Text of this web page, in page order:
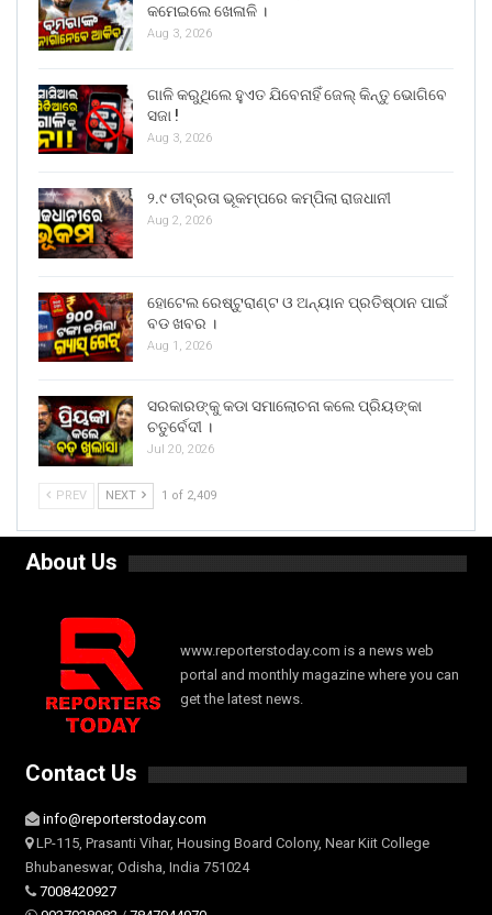
କମେଇଲେ ଖେଳାଳି ।
Aug 3, 2026
ଗାଳି କରୁଥିଲେ ହୁଏତ ଯିବେନାହିଁ ଜେଲ୍ କିନ୍ତୁ ଭୋଗିବେ
ସଜା !
Aug 3, 2026
୨.୯ ତୀବ୍ରତା ଭୂକମ୍ପରେ କମ୍ପିଲା ରାଜଧାନୀ
Aug 2, 2026
ହୋଟେଲ ରେଷ୍ଟୁରାଣ୍ଟ ଓ ଅନ୍ୟାନ ପ୍ରତିଷ୍ଠାନ ପାଇଁ
ବଡ ଖବର ।
Aug 1, 2026
ସରକାରଙ୍କୁ କଡା ସମାଲୋଚନା କଲେ ପ୍ରିୟଙ୍କା
ଚତୁର୍ବେଦୀ ।
Jul 20, 2026
PREV NEXT 1 of 2,409
About Us
www.reporterstoday.com is a news web
portal and monthly magazine where you can
get the latest news.
Contact Us
info@reporterstoday.com
LP-115, Prasanti Vihar, Housing Board Colony, Near Kiit College
Bhubaneswar, Odisha, India 751024
7008420927